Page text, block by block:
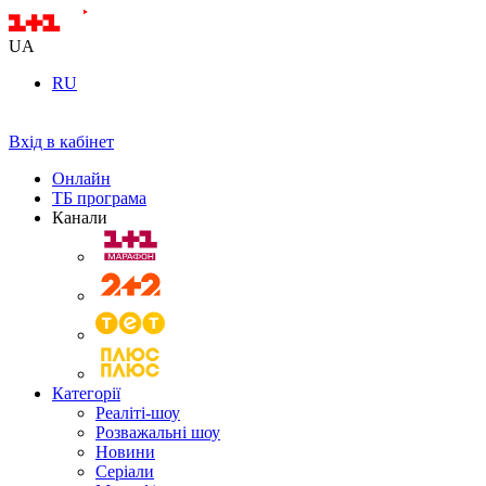
UA
RU
Вхід в кабінет
Онлайн
ТБ програма
Канали
Категорії
Реаліті-шоу
Розважальні шоу
Новини
Серіали